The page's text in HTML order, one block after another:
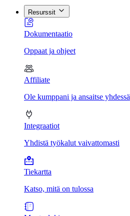
Resurssit
Dokumentaatio
Oppaat ja ohjeet
Affiliate
Ole kumppani ja ansaitse yhdessä
Integraatiot
Yhdistä työkalut vaivattomasti
Tiekartta
Katso, mitä on tulossa